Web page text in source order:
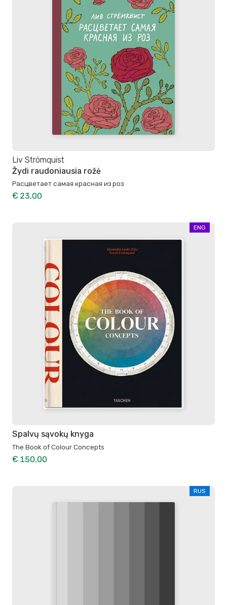
Liv Strömquist
Žydi raudoniausia rožė
Расцветает самая красная из роз
€ 23,00
ENG
Spalvų sąvokų knyga
The Book of Colour Concepts
€ 150,00
RUS